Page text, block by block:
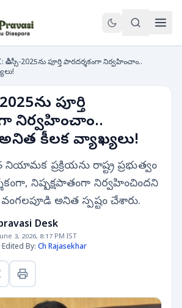
డీఎస్సీ-2025ను పూర్తి పారదర్శకంగా నిర్వహించాం..
పూర్తి
నిర్వహించాం..
కీలక వ్యాఖ్యలు!
నియామక ప్రక్రియను రాష్ట్ర ప్రభుత్వం
నిష్పక్షపాతంగా నిర్వహించిందని
అనిత స్పష్టం చేశారు.
Desk
3, 2026, 8:17 PM IST
·Edited By: Ch Rajasekhar